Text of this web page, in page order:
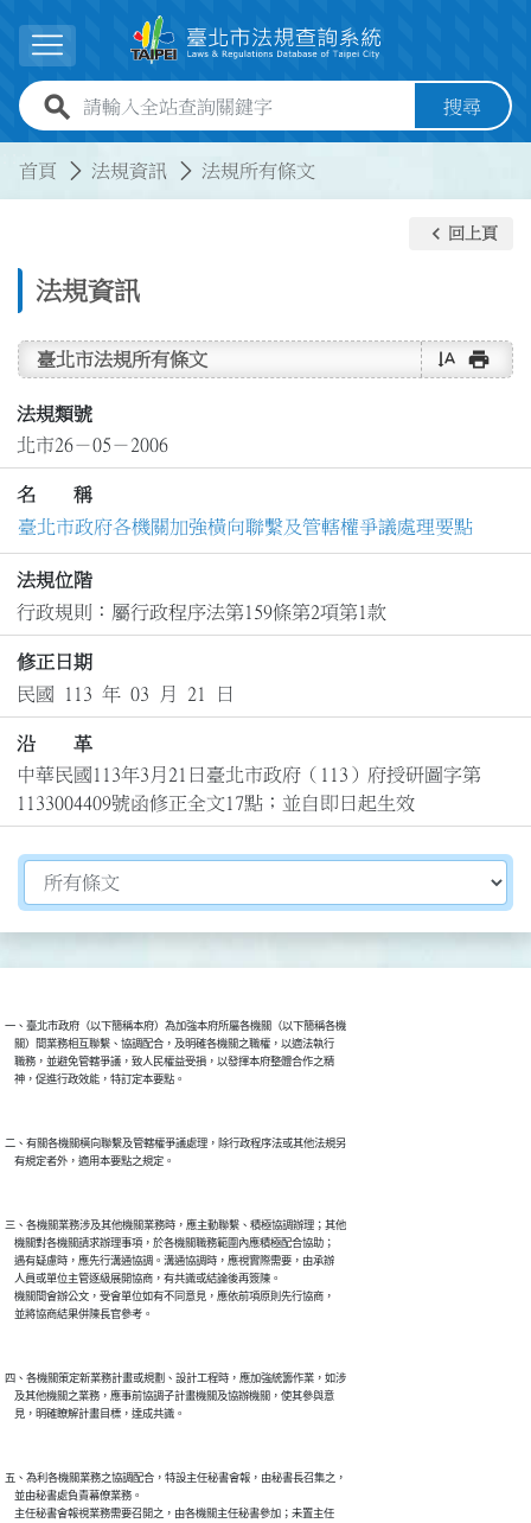
展開選單
全站查詢關鍵字欄位 搜尋
首頁 法規資訊 法規所有條文
法規資訊
keyboard_arrow_left 回上頁
臺北市法規所有條文 text_rotate_vertical print
法規類號
北市26－05－2006
名 稱
臺北市政府各機關加強橫向聯繫及管轄權爭議處理要點
法規位階
行政規則：屬行政程序法第159條第2項第1款
修正日期
民國 113 年 03 月 21 日
沿 革
中華民國113年3月21日臺北市政府（113）府授研圖字第
1133004409號函修正全文17點；並自即日起生效
切換選擇法規資訊內容
一、臺北市政府（以下簡稱本府）為加強本府所屬各機關（以下簡稱各機
    關）間業務相互聯繫、協調配合，及明確各機關之職權，以適法執行
    職務，並避免管轄爭議，致人民權益受損，以發揮本府整體合作之精
二、有關各機關橫向聯繫及管轄權爭議處理，除行政程序法或其他法規另
三、各機關業務涉及其他機關業務時，應主動聯繫、積極協調辦理；其他
    機關對各機關請求辦理事項，於各機關職務範圍內應積極配合協助；
    遇有疑慮時，應先行溝通協調。溝通協調時，應視實際需要，由承辦
    人員或單位主管逐級展開協商，有共識或結論後再簽陳。
    機關間會辦公文，受會單位如有不同意見，應依前項原則先行協商，
四、各機關策定新業務計畫或規劃、設計工程時，應加強統籌作業，如涉
    及其他機關之業務，應事前協調子計畫機關及協辦機關，使其參與意
五、為利各機關業務之協調配合，特設主任秘書會報，由秘書長召集之，
    並由秘書處負責幕僚業務。
    主任秘書會報視業務需要召開之，由各機關主任秘書參加；未置主任